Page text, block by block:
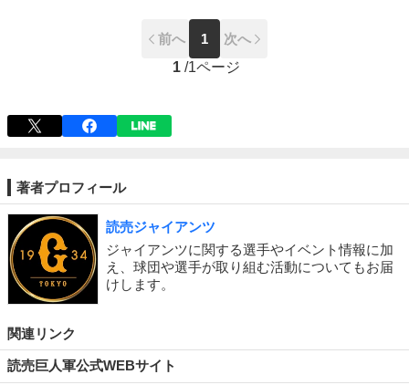
前へ 1
次へ
1 /1ページ
著者プロフィール
読売ジャイアンツ
ジャイアンツに関する選手やイベント情報に加
え、球団や選手が取り組む活動についてもお届
けします。
関連リンク
読売巨人軍公式WEBサイト